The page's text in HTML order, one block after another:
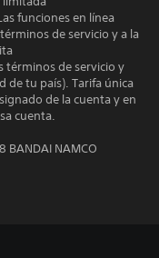
funciones en línea
de servicio y a la
de servicio y
de tu país). Tarifa única
de la cuenta y en
cuenta.
NAMCO